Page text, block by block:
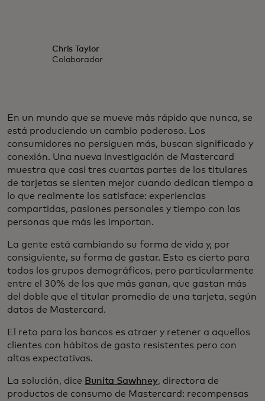
Chris Taylor
Colaborador
En un mundo que se mueve más rápido que nunca, se
está produciendo un cambio poderoso. Los
consumidores no persiguen más, buscan significado y
conexión. Una nueva investigación de Mastercard
muestra que casi tres cuartas partes de los titulares
de tarjetas se sienten mejor cuando dedican tiempo a
lo que realmente los satisface: experiencias
compartidas, pasiones personales y tiempo con las
personas que más les importan.
La gente está cambiando su forma de vida y, por
consiguiente, su forma de gastar. Esto es cierto para
todos los grupos demográficos, pero particularmente
entre el 30% de los que más ganan, que gastan más
del doble que el titular promedio de una tarjeta, según
datos de Mastercard.
El reto para los bancos es atraer y retener a aquellos
clientes con hábitos de gasto resistentes pero con
altas expectativas.
La solución, dice Bunita Sawhney, directora de
productos de consumo de Mastercard: recompensas